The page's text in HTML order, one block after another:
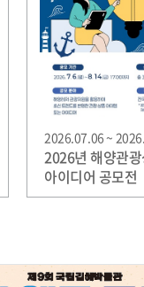
2026.07.06 ~
2026년 해양관
아이디어 공모전